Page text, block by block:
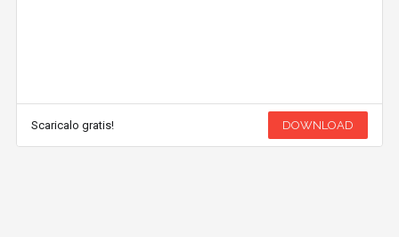
Scaricalo gratis! DOWNLOAD